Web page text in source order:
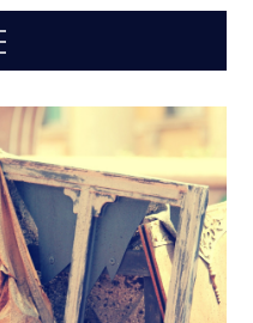
– co
nejde v